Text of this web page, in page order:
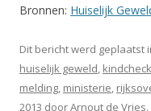
Bronnen: Huiselijk
Dit bericht werd geplaatst
huiselijk geweld, kindcheck
melding, ministerie,
2013 doorArnout de Vries.